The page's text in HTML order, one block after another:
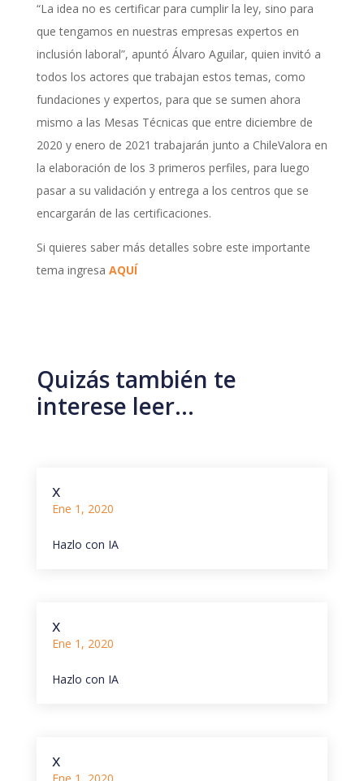
“La idea no es certificar para cumplir la ley, sino para
que tengamos en nuestras empresas expertos en
inclusión laboral”, apuntó Álvaro Aguilar, quien invitó a
todos los actores que trabajan estos temas, como
fundaciones y expertos, para que se sumen ahora
mismo a las Mesas Técnicas que entre diciembre de
2020 y enero de 2021 trabajarán junto a ChileValora en
la elaboración de los 3 primeros perfiles, para luego
pasar a su validación y entrega a los centros que se
encargarán de las certificaciones.
Si quieres saber más detalles sobre este importante
tema ingresa AQUÍ
Quizás también te
interese leer…
x
Ene 1, 2020
Hazlo con IA
x
Ene 1, 2020
Hazlo con IA
x